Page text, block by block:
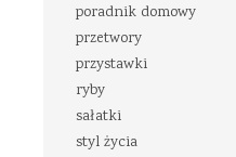
poradnik domowy
przetwory
przystawki
ryby
sałatki
styl życia